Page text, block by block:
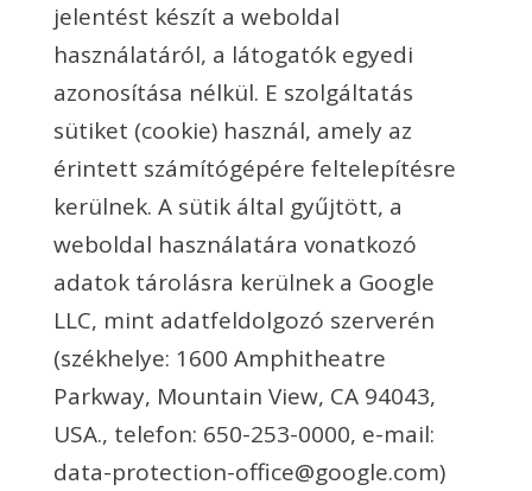
jelentést készít a weboldal
használatáról, a látogatók egyedi
azonosítása nélkül. E szolgáltatás
sütiket (cookie) használ, amely az
érintett számítógépére feltelepítésre
kerülnek. A sütik által gyűjtött, a
weboldal használatára vonatkozó
adatok tárolásra kerülnek a Google
LLC, mint adatfeldolgozó szerverén
(székhelye: 1600 Amphitheatre
Parkway, Mountain View, CA 94043,
USA., telefon: 650-253-0000, e-mail:
data-protection-office@google.com)